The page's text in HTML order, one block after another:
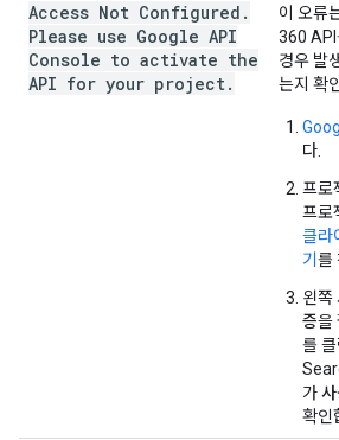
Access Not Configured.
Please use Google API
Console to activate the
API for your project.
이 오류
360 API
경우 발
는지 확
다.
프로
프로
클라
기 를
왼쪽
증을
를
가
확인